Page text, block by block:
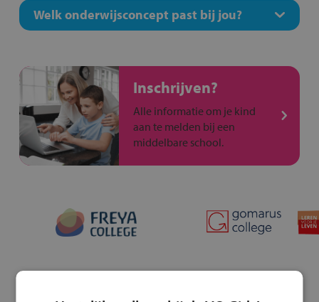
Welk onderwijsconcept past bij jou?
Inschrijven?
Alle informatie om je kind
aan te melden bij een
middelbare school.